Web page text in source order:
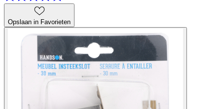
Opslaan in Favorieten